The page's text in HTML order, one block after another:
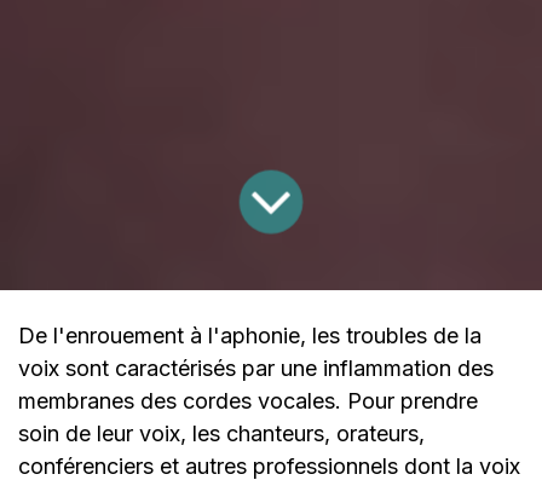
De l'enrouement à l'aphonie, les troubles de la
voix sont caractérisés par une inflammation des
membranes des cordes vocales. Pour prendre
soin de leur voix, les chanteurs, orateurs,
conférenciers et autres professionnels dont la voix